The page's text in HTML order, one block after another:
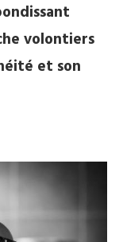
volontiers
et son